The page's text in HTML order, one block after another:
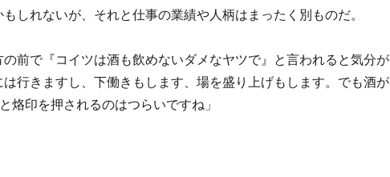
しれないが、それと仕事の業績や人柄はまったく別ものだ。
の前で『コイツは酒も飲めないダメなヤツで』と言われると気分が
行きますし、下働きもします、場を盛り上げもします。でも酒が
烙印を押されるのはつらいですね」